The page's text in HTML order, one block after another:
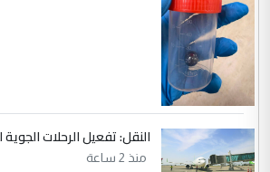
الموضوع :
وتعديل استمارة قرعة الحج
النقل: تفعيل الرحلات الجوية لـ 10 وجهات
منذ 2 ساعة